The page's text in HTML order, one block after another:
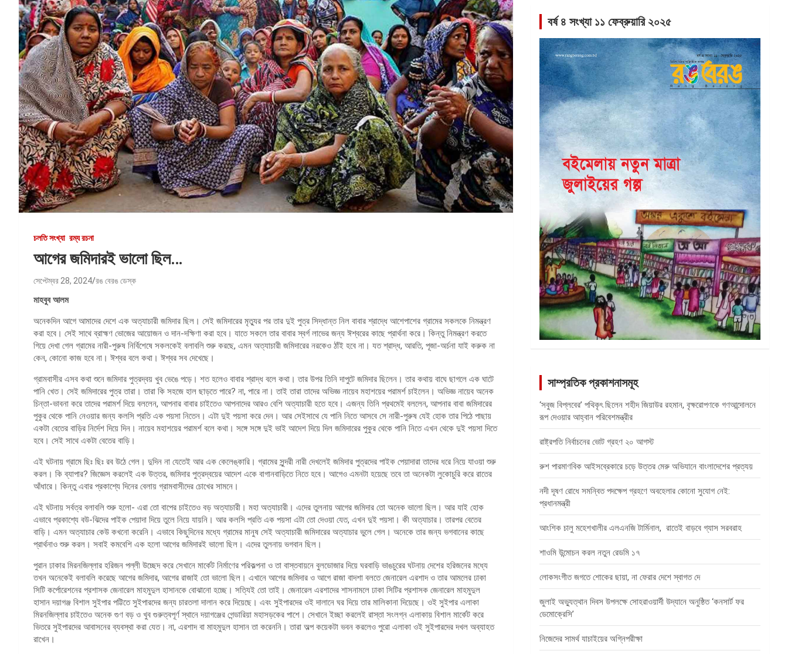
চলতি সংখ্যা রম্য রচনা
আগের জমিদারই ভালো ছিল…
সেপ্টেম্বর 28, 2024 রঙ বেরঙ ডেস্ক
মাহবুব আলম
অনেকদিন আগে আমাদের দেশে এক অত্যাচারী জমিদার ছিল। সেই জমিদারের মৃত্যুর পর তার দুই পুত্র সিদ্ধান্ত নিল বাবার শ্রাদ্ধে আশেপাশের গ্রামের সকলকে নিমন্ত্রণ
করা হবে। সেই সাথে ব্রাহ্মণ ভোজের আয়োজন ও দান-দক্ষিণা করা হবে। যাতে সকলে তার বাবার স্বর্গ লাভের জন্য ঈশ্বরের কাছে প্রার্থনা করে। কিন্তু নিমন্ত্রণ করতে
গিয়ে দেখা গেল গ্রামের নারী-পুরুষ নির্বিশেষে সকলকেই বলাবলি শুরু করছে, এমন অত্যাচারী জমিদারের নরকেও ঠাঁই হবে না। যত শ্রাদ্ধ, আরতি, পূজা-অর্চনা যাই করুক না
কেন, কোনো কাজ হবে না। ঈশ্বর বলে কথা। ঈশ্বর সব দেখেছে।
গ্রামবাসীর এসব কথা শুনে জমিদার পুত্রদ্বয় খুব ভেঙে পড়ে। শত হলেও বাবার শ্রাদ্ধ বলে কথা। তার উপর তিনি দাপুটে জমিদার ছিলেন। তার কথায় বাঘে ছাগলে এক ঘাটে
পানি খেত। সেই জমিদারের পুত্র তারা। তারা কি সহজে হাল ছাড়তে পারে? না, পারে না। তাই তারা তাদের অভিজ্ঞ নায়েব মহাশয়ের পরামর্শ চাইলেন। অভিজ্ঞ নায়েব অনেক
চিন্তা-ভাবনা করে তাদের পরামর্শ দিয়ে বললেন, আপনার বাবার চাইতেও আপনাদের আরও বেশি অত্যাচারী হতে হবে। এজন্য তিনি প্রথমেই বললেন, আপনার বাবা জমিদারের
পুকুর থেকে পানি নেওয়ার জন্য কলসি প্রতি এক পয়সা নিতেন। এটা দুই পয়সা করে দেন। আর সেইসাথে যে পানি নিতে আসবে সে নারী-পুরুষ যেই হোক তার পিঠে পাছায়
একটা বেতের বাড়ির নির্দেশ দিয়ে দিন। নায়েব মহাশয়ের পরামর্শ বলে কথা। সঙ্গে সঙ্গে দুই ভাই আদেশ দিয়ে দিল জমিদারের পুকুর থেকে পানি নিতে এখন থেকে দুই পয়সা দিতে
হবে। সেই সাথে একটা বেতের বাড়ি।
এই ঘটনায় গ্রামে ছিঃ ছিঃ রব উঠে গেল। দুদিন না যেতেই আর এক কেলেঙ্কারি। গ্রামের সুন্দরী নারী দেখলেই জমিদার পুত্রদের পাইক পেয়াদারা তাদের ধরে নিয়ে যাওয়া শুরু
করল। কি ব্যাপার? জিজ্ঞেস করলেই এক উত্তর, জমিদার পুত্রদ্বয়ের আদেশ একে বাগানবাড়িতে নিতে হবে। আগেও এমনটা হয়েছে তবে তা অনেকটা লুকোচুরি করে রাতের
আঁধারে। কিন্তু এবার প্রকাশ্যে দিনের বেলায় গ্রামবাসীদের চোখের সামনে।
এই ঘটনায় সর্বত্র বলাবলি শুরু হলো- এরা তো বাপের চাইতেও বড় অত্যাচারী। মহা অত্যাচারী। এদের তুলনায় আগের জমিদার তো অনেক ভালো ছিল। আর যাই হোক
এভাবে প্রকাশ্যে বউ-ঝিদের পাইক পেয়াদা দিয়ে তুলে নিয়ে যায়নি। আর কলসি প্রতি এক পয়সা এটা তো দেওয়া যেত, এখন দুই পয়সা। কী অত্যাচার। তারপর বেতের
বাড়ি। এমন অত্যাচার কেউ কখনো করেনি। এভাবে কিছুদিনের মধ্যে গ্রামের মানুষ সেই অত্যাচারী জমিদারের অত্যাচার ভুলে গেল। অনেকে তার জন্য ভগবানের কাছে
প্রার্থনাও শুরু করল। সবাই কমবেশি এক হলো আগের জমিদারই ভালো ছিল। এদের তুলনায় ভগবান ছিল।
পুরান ঢাকার মিরনজিল্লার হরিজন পল্লী উচ্ছেদ করে সেখানে মার্কেট নির্মাণের পরিকল্পনা ও তা বাস্তবায়নে বুলডোজার দিয়ে ঘরবাড়ি ভাঙচুরের ঘটনায় দেশের হরিজনের মধ্যে
তখন অনেকেই বলাবলি করেছে আগের জমিদার, আগের রাজাই তো ভালো ছিল। এখানে আগের জমিদার ও আগে রাজা বাদশা বলতে জেনারেল এরশাদ ও তার আমলের ঢাকা
সিটি কর্পোরেশনের প্রশাসক জেনারেল মাহমুদুল হাসানকে বোঝানো হচ্ছে। সত্যিই তো তাই। জেনারেল এরশাদের শাসনামলে ঢাকা সিটির প্রশাসক জেনারেল মাহমুদুল
হাসান দয়াগঞ্জ বিশাল সুইপার পট্টিতে সুইপারদের জন্য চারতলা দালান করে দিয়েছে। এবং সুইপারদের ওই দালানে ঘর দিয়ে তার মালিকানা দিয়েছে। ওই সুইপার এলাকা
মিরনজিল্লার চাইতেও অনেক গুণ বড় ও খুব গুরুত্বপূর্ণ স্থানে দয়াগঞ্জের গেন্ডারিয়া মহাসড়কের পাশে। সেখানে ইচ্ছা করলেই রাস্তা সংলগ্ন এলাকায় বিশাল মার্কেট করে
ভিতরে সুইপারদের আবাসনের ব্যবস্থা করা যেত। না, এরশাদ বা মাহমুদুল হাসান তা করেননি। তারা অল্প কয়েকটা ভবন করলেও পুরো এলাকা ওই সুইপারদের দখল অব্যাহত
রাখেন।
বর্ষ ৪ সংখ্যা ১১ ফেব্রুয়ারি ২০২৫
সাম্প্রতিক প্রকাশনাসমূহ
‘সবুজ বিপ্লবের’ পথিকৃৎ ছিলেন শহীদ জিয়াউর রহমান, বৃক্ষরোপণকে গণআন্দোলনে
রূপ দেওয়ার আহ্বান পরিবেশমন্ত্রীর
রাষ্ট্রপতি নির্বাচনের ভোট গ্রহণ ২০ আগস্ট
রুশ পারমাণবিক আইসব্রেকারে চড়ে উত্তর মেরু অভিযানে বাংলাদেশের প্রত্যয়
নদী দূষণ রোধে সমন্বিত পদক্ষেপ গ্রহণে অবহেলার কোনো সুযোগ নেই:
প্রধানমন্ত্রী
আংশিক চালু মহেশখালীর এলএনজি টার্মিনাল, রাতেই বাড়বে গ্যাস সরবরাহ
শাওমি উন্মোচন করল নতুন রেডমি ১৭
লোকসংগীত জগতে শোকের ছায়া, না ফেরার দেশে স্বাগত দে
জুলাই অভ্যুত্থান দিবস উপলক্ষে সোহরাওয়ার্দী উদ্যানে অনুষ্ঠিত ‘কনসার্ট ফর
ডেমোক্রেসি’
নিজেদের সামর্থ যাচাইয়ের অগ্নিপরীক্ষা